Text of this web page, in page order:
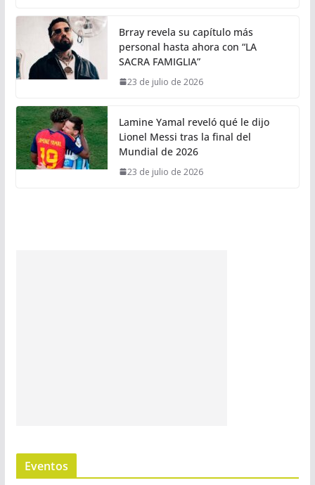
Brray revela su capítulo más
personal hasta ahora con “LA
SACRA FAMIGLIA”
23 de julio de 2026
Lamine Yamal reveló qué le dijo
Lionel Messi tras la final del
Mundial de 2026
23 de julio de 2026
Eventos